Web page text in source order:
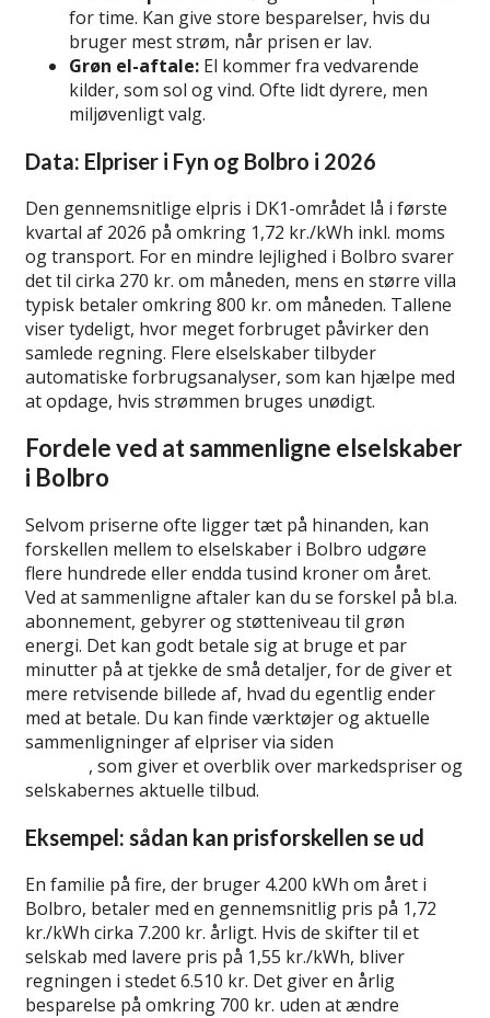
for time. Kan give store besparelser, hvis du
bruger mest strøm, når prisen er lav.
Grøn el-aftale: El kommer fra vedvarende
kilder, som sol og vind. Ofte lidt dyrere, men
miljøvenligt valg.
Data: Elpriser i Fyn og Bolbro i 2026
Den gennemsnitlige elpris i DK1-området lå i første
kvartal af 2026 på omkring 1,72 kr./kWh inkl. moms
og transport. For en mindre lejlighed i Bolbro svarer
det til cirka 270 kr. om måneden, mens en større villa
typisk betaler omkring 800 kr. om måneden. Tallene
viser tydeligt, hvor meget forbruget påvirker den
samlede regning. Flere elselskaber tilbyder
automatiske forbrugsanalyser, som kan hjælpe med
at opdage, hvis strømmen bruges unødigt.
Fordele ved at sammenligne elselskaber
i Bolbro
Selvom priserne ofte ligger tæt på hinanden, kan
forskellen mellem to elselskaber i Bolbro udgøre
flere hundrede eller endda tusind kroner om året.
Ved at sammenligne aftaler kan du se forskel på bl.a.
abonnement, gebyrer og støtteniveau til grøn
energi. Det kan godt betale sig at bruge et par
minutter på at tjekke de små detaljer, for de giver et
mere retvisende billede af, hvad du egentlig ender
med at betale. Du kan finde værktøjer og aktuelle
sammenligninger af elpriser via siden
, som giver et overblik over markedspriser og
selskabernes aktuelle tilbud.
Eksempel: sådan kan prisforskellen se ud
En familie på fire, der bruger 4.200 kWh om året i
Bolbro, betaler med en gennemsnitlig pris på 1,72
kr./kWh cirka 7.200 kr. årligt. Hvis de skifter til et
selskab med lavere pris på 1,55 kr./kWh, bliver
regningen i stedet 6.510 kr. Det giver en årlig
besparelse på omkring 700 kr. uden at ændre